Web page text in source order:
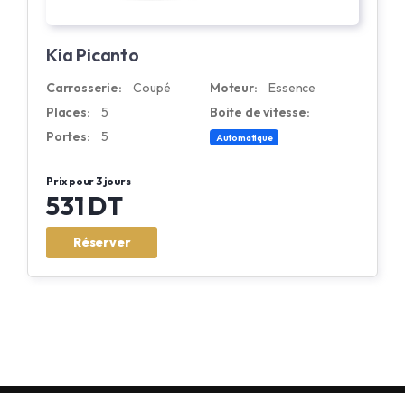
Kia Picanto
Carrosserie:
Coupé
Places:
5
Portes:
5
Moteur:
Essence
Boite de vitesse:
Automatique
Prix pour 3 jours
531 DT
Réserver